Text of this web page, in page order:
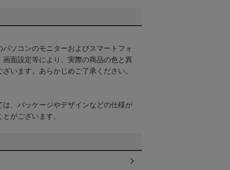
ソコンのモニターおよびスマートフォ
画面設定等により、実際の商品の色と異
います。あらかじめご了承ください。
は、パッケージやデザインなどの仕様が
がございます。